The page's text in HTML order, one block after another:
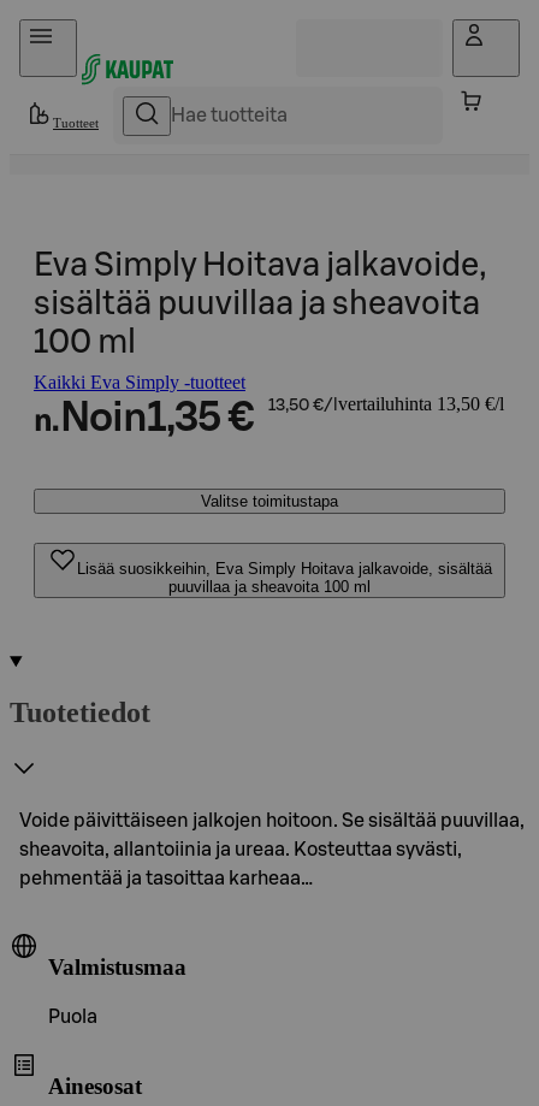
Hyppää sisältöön
Tuotteet
Eva Simply Hoitava jalkavoide,
sisältää puuvillaa ja sheavoita
100 ml
Kaikki Eva Simply -tuotteet
n. Noin1,35 € 13,50 €/l vertailuhinta 13,50 €/l
Valitse toimitustapa
Lisää suosikkeihin, Eva Simply Hoitava jalkavoide, sisältää
puuvillaa ja sheavoita 100 ml
Tuotetiedot
Voide päivittäiseen jalkojen hoitoon. Se sisältää puuvillaa,
sheavoita, allantoiinia ja ureaa. Kosteuttaa syvästi,
pehmentää ja tasoittaa karheaa…
Valmistusmaa
Puola
Ainesosat